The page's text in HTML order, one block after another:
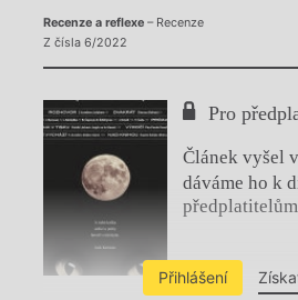
Recenze a reflexe– Recenze
Z čísla 6/2022
Pro
Článek vyšel
dáváme ho k
Přihlášení